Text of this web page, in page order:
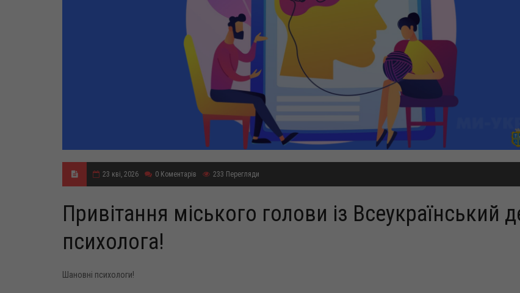
23 кві, 2026 0 Коментарів 233 Перегляди
Привітання міського голови із Всеукраїнський
психолога!
Шановні психологи!